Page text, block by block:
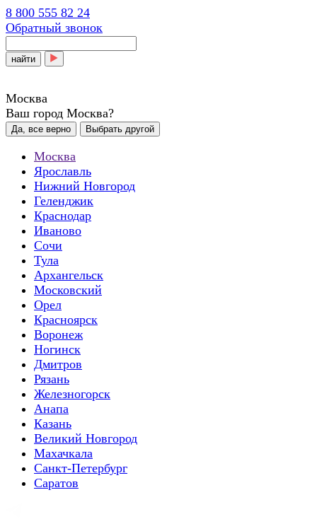
8 800 555 82 24
Обратный звонок
найти
Москва
Ваш город Москва?
Да, все верно Выбрать другой
Москва
Ярославль
Нижний Новгород
Геленджик
Краснодар
Иваново
Сочи
Тула
Архангельск
Московский
Орел
Красноярск
Воронеж
Ногинск
Дмитров
Рязань
Железногорск
Анапа
Казань
Великий Новгород
Махачкала
Санкт-Петербург
Саратов